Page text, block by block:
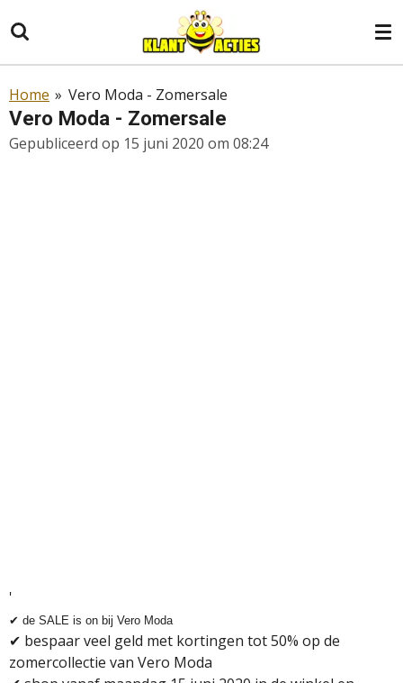
direct
naar
hoofdinhoud
Home » Vero Moda - Zomersale
Vero Moda - Zomersale
Gepubliceerd op 15 juni 2020 om 08:24
'
✔ de SALE is on bij Vero Moda
✔ bespaar veel geld met kortingen tot 50% op de
zomercollectie van Vero Moda